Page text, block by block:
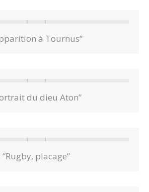
à Tournus”
du dieu Aton”
“Rugby, placage”